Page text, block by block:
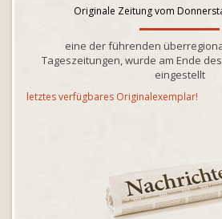
Originale Zeitung vom
eine der führenden
Tageszeitungen, wurde am Ende
eingestellt
letztes verfügbares Originalexemplar!